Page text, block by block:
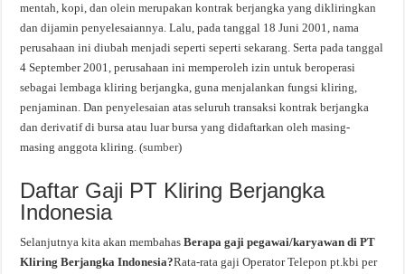
mentah, kopi, dan olein merupakan kontrak berjangka yang dikliringkan
dan dijamin penyelesaiannya. Lalu, pada tanggal 18 Juni 2001, nama
perusahaan ini diubah menjadi seperti seperti sekarang. Serta pada tanggal
4 September 2001, perusahaan ini memperoleh izin untuk beroperasi
sebagai lembaga kliring berjangka, guna menjalankan fungsi kliring,
penjaminan. Dan penyelesaian atas seluruh transaksi kontrak berjangka
dan derivatif di bursa atau luar bursa yang didaftarkan oleh masing-
masing anggota kliring. (sumber)
Daftar Gaji PT Kliring Berjangka
Indonesia
Selanjutnya kita akan membahasBerapa gaji pegawai/karyawan di PT
Kliring Berjangka Indonesia?Rata-rata gaji Operator Telepon pt.kbi per